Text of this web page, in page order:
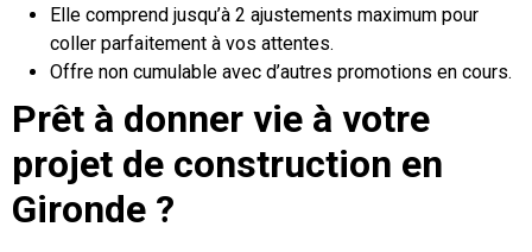
Elle comprend jusqu’à 2 ajustements maximum pour
coller parfaitement à vos attentes.
Offre non cumulable avec d’autres promotions en cours.
Prêt à donner vie à votre
projet de construction en
Gironde ?